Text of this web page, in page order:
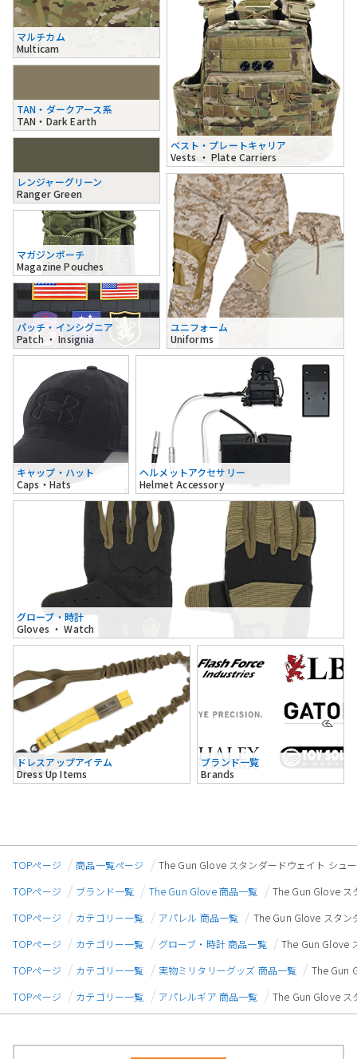
マルチカム
Multicam
TAN・ダークアース系
TAN・Dark Earth
レンジャーグリーン
Ranger Green
ベスト・プレートキャリア
Vests ・ Plate Carriers
マガジンポーチ
Magazine Pouches
パッチ・インシグニア
Patch ・ Insignia
ユニフォーム
Uniforms
キャップ・ハット
Caps・Hats
ヘルメットアクセサリー
Helmet Accessory
グローブ・時計
Gloves ・ Watch
ドレスアップアイテム
Dress Up Items
ブランド一覧
Brands
TOPページ 商品一覧ページ
The Gun Glove スタンダードウェイト シュ
TOPページ
ブランド一覧 The Gun Glove 商品一覧
The Gun Glove ス
TOPページ
カテゴリー一覧 アパレル 商品一覧
The Gun Glove スタン
TOPページ
カテゴリー一覧 グローブ・時計 商品一覧
The Gun Glove
TOPページ
カテゴリー一覧 実物ミリタリーグッズ 商品一覧
The Gun
TOPページ
カテゴリー一覧 アパレルギア 商品一覧 The Gun Glove ス